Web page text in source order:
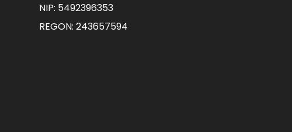
NIP: 5492396353
REGON: 243657594